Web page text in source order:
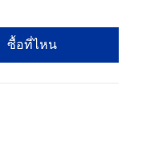
ซื้อที่ไหน